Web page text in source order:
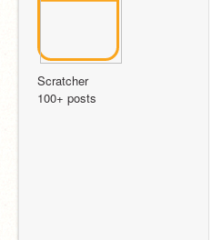
Scratcher
100+ posts